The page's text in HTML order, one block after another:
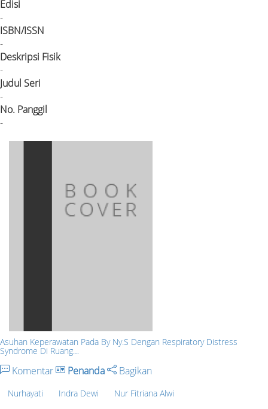
Edisi
-
ISBN/ISSN
-
Deskripsi Fisik
-
Judul Seri
-
No. Panggil
-
Asuhan Keperawatan Pada By Ny.S Dengan Respiratory Distress
Syndrome Di Ruang…
Komentar Penanda Bagikan
Nurhayati Indra Dewi Nur Fitriana Alwi